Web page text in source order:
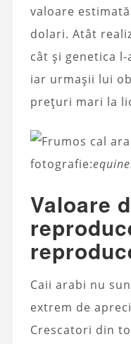
valoare
dolari. Atât
cât și genetica
iar urmașii lui
prețuri mari la
fotografie:
Valoare
Caii arabi nu
extrem de
Crescatori din